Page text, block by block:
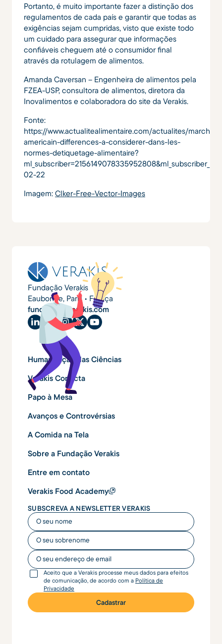
Portanto, é muito importante fazer a distinção dos
regulamentos de cada país e garantir que todas as
exigências sejam cumpridas, visto que existe todo
um cuidado para assegurar que informações
confiáveis cheguem até o consumidor final
através da rotulagem de alimentos.
Amanda Caversan – Engenheira de alimentos pela
FZEA-USP, consultora de alimentos, diretora da
Inovalimentos e colaboradora do site da Verakis.
Fonte:
https://www.actualitealimentaire.com/actualites/marche-
americain-differences-a-considerer-dans-les-
normes-detiquetage-alimentaire?
02-22
Imagem: Clker-Free-Vector-Images
Fundação Verakis
Eaubonne, Paris • França
fundacao@verakis.com
Humanização das Ciências
Verakis Conecta
Papo à Mesa
Avanços e Controvérsias
A Comida na Tela
Sobre a Fundação Verakis
Entre em contato
Verakis Food Academy
SUBSCREVA A NEWSLETTER VERAKIS
O seu nome
O seu nome
O seu endereço de email
Aceito que a Verakis processe meus dados para efeitos
de comunicação, de acordo com a Política de
Privacidade